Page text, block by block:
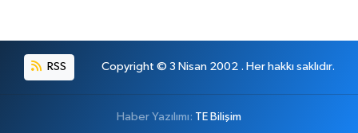
RSS Copyright © 3 Nisan 2002 . Her hakkı saklıdır.
Haber Yazılımı: TE Bilişim